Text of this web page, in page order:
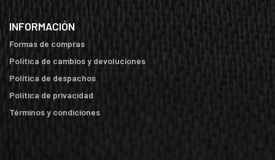
INFORMACIÓN
Formas de compras
Política de cambios y devoluciones
Política de despachos
Política de privacidad
Términos y condiciones